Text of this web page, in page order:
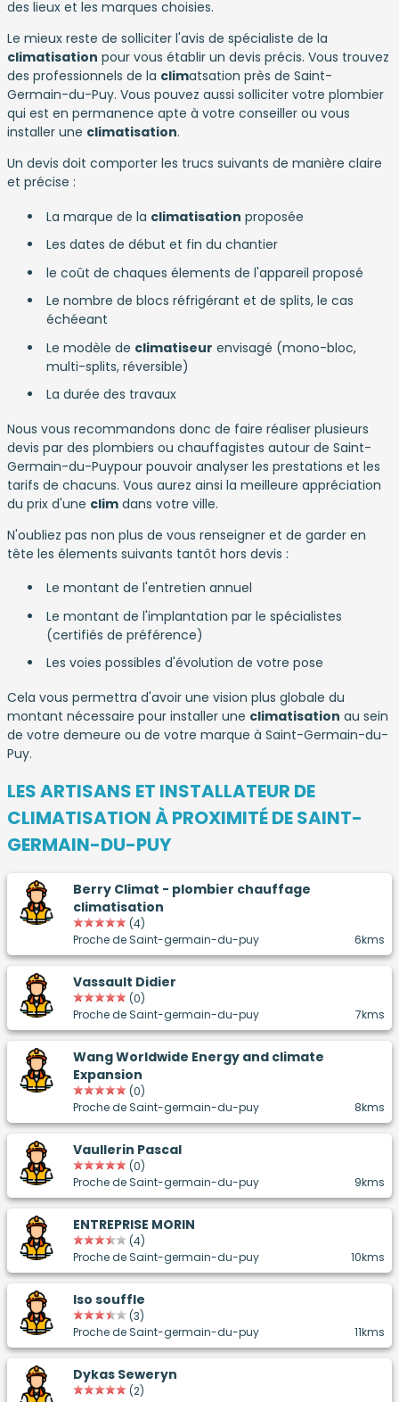
des lieux et les marques choisies.
Le mieux reste de solliciter l'avis de spécialiste de la
climatisation pour vous établir un devis précis. Vous trouvez
des professionnels de la climatsation près de Saint-
Germain-du-Puy. Vous pouvez aussi solliciter votre plombier
qui est en permanence apte à votre conseiller ou vous
installer une climatisation.
Un devis doit comporter les trucs suivants de manière claire
et précise :
La marque de la climatisation proposée
Les dates de début et fin du chantier
le coût de chaques élements de l'appareil proposé
Le nombre de blocs réfrigérant et de splits, le cas
échéeant
Le modèle de climatiseur envisagé (mono-bloc,
multi-splits, réversible)
La durée des travaux
Nous vous recommandons donc de faire réaliser plusieurs
devis par des plombiers ou chauffagistes autour de Saint-
Germain-du-Puypour pouvoir analyser les prestations et les
tarifs de chacuns. Vous aurez ainsi la meilleure appréciation
du prix d'une clim dans votre ville.
N'oubliez pas non plus de vous renseigner et de garder en
tête les élements suivants tantôt hors devis :
Le montant de l'entretien annuel
Le montant de l'implantation par le spécialistes
(certifiés de préférence)
Les voies possibles d'évolution de votre pose
Cela vous permettra d'avoir une vision plus globale du
montant nécessaire pour installer une climatisation au sein
de votre demeure ou de votre marque à Saint-Germain-du-
Puy.
LES ARTISANS ET INSTALLATEUR DE
CLIMATISATION À PROXIMITÉ DE SAINT-
GERMAIN-DU-PUY
Berry Climat - plombier chauffage
climatisation
(4)
Proche de Saint-germain-du-puy
6kms
Vassault Didier
(0)
Proche de Saint-germain-du-puy
7kms
Wang Worldwide Energy and climate
Expansion
(0)
Proche de Saint-germain-du-puy
8kms
Vaullerin Pascal
(0)
Proche de Saint-germain-du-puy
9kms
ENTREPRISE MORIN
(4)
Proche de Saint-germain-du-puy
10kms
Iso souffle
(3)
Proche de Saint-germain-du-puy
11kms
Dykas Seweryn
(2)